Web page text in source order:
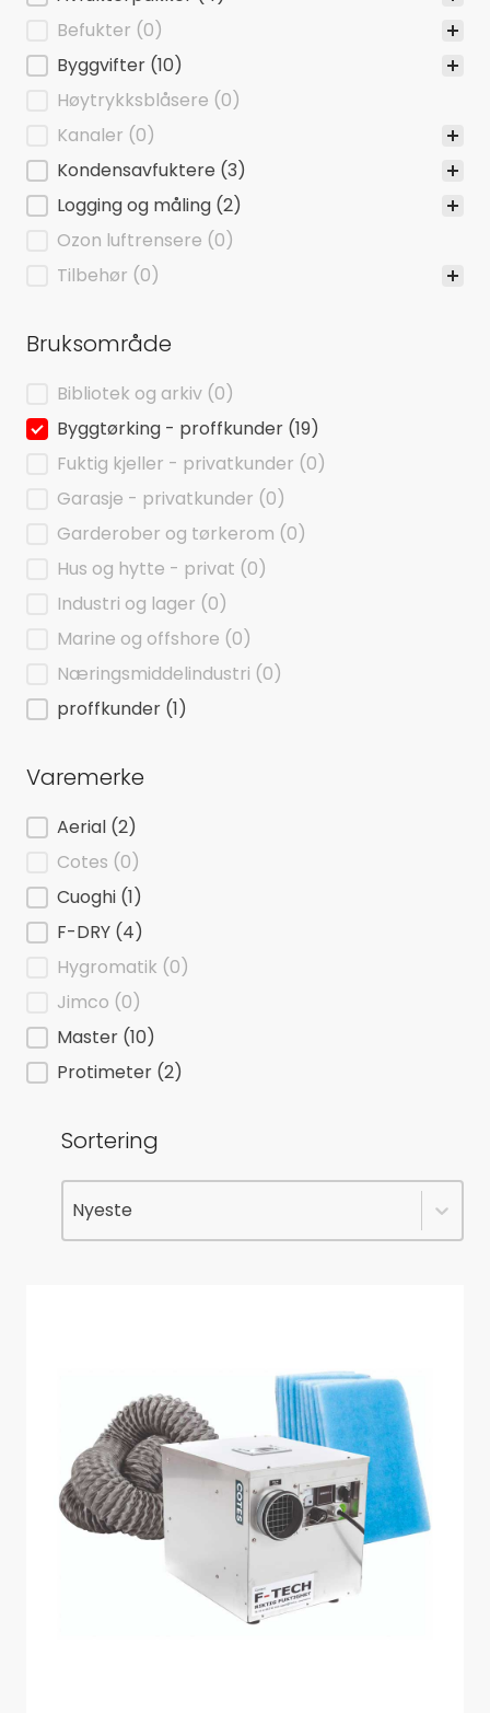
Befukter (0)
Byggvifter (10)
Høytrykksblåsere (0)
Kanaler (0)
Kondensavfuktere (3)
Logging og måling (2)
Ozon luftrensere (0)
Tilbehør (0)
Bruksområde
Bruksområde
Bibliotek og arkiv (0)
Byggtørking - proffkunder (19)
Fuktig kjeller - privatkunder (0)
Garasje - privatkunder (0)
Garderober og tørkerom (0)
Hus og hytte - privat (0)
Industri og lager (0)
Marine og offshore (0)
Næringsmiddelindustri (0)
proffkunder (1)
Varemerke
Varemerke
Aerial (2)
Cotes (0)
Cuoghi (1)
F-DRY (4)
Hygromatik (0)
Jimco (0)
Master (10)
Protimeter (2)
Sortering
Sortering
Nyeste